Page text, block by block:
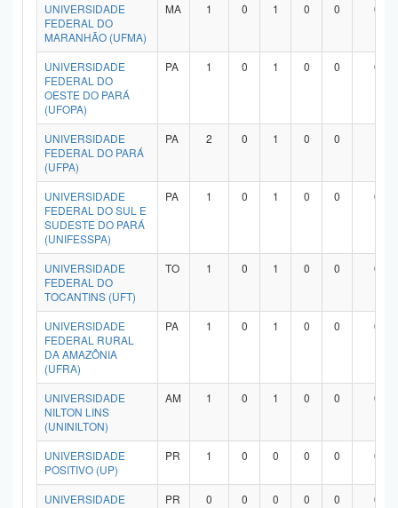
UNIVERSIDADE
FEDERAL DO
MARANHÃO (UFMA)
MA 1 0 1 0 0 0
UNIVERSIDADE
FEDERAL DO
OESTE DO PARÁ
(UFOPA)
PA 1 0 1 0 0 0
UNIVERSIDADE
FEDERAL DO PARÁ
(UFPA)
PA 2 0 1 0 0
UNIVERSIDADE
FEDERAL DO SUL E
SUDESTE DO PARÁ
(UNIFESSPA)
PA 1 0 1 0 0 0
UNIVERSIDADE
FEDERAL DO
TOCANTINS (UFT)
TO 1 0 1 0 0 0
UNIVERSIDADE
FEDERAL RURAL
DA AMAZÔNIA
(UFRA)
PA 1 0 1 0 0 0
UNIVERSIDADE
NILTON LINS
(UNINILTON)
AM 1 0 1 0 0 0
UNIVERSIDADE
POSITIVO (UP)
PR 1 0 0 0 0 0
UNIVERSIDADE
PR 0 0 0 0 0 0